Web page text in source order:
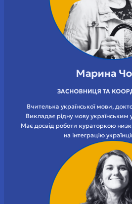
Марина
ЗАСНОВНИЦЯ ТА
Вчителька української мови,
Викладає рідну мову
Має досвід роботи кураторкою
на інтеграцію